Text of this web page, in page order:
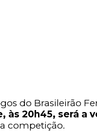
do Brasileirão
às 20h45, será
competição.